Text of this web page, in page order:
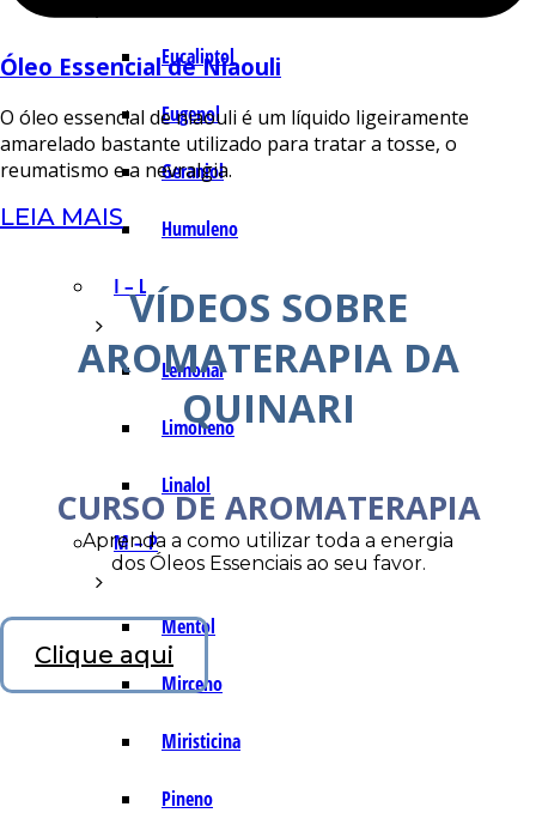
Eucaliptol
Eugenol
Geraniol
Humuleno
I – L
Lemonal
Limoneno
Linalol
M – P
Mentol
Mirceno
Miristicina
Pineno
Óleo Essencial de Niaouli
O óleo essencial de niaouli é um líquido ligeiramente
amarelado bastante utilizado para tratar a tosse, o
reumatismo e a nevralgia.
LEIA MAIS
VÍDEOS SOBRE
AROMATERAPIA DA
QUINARI
CURSO DE AROMATERAPIA
Aprenda a como utilizar toda a energia
dos Óleos Essenciais ao seu favor.
Clique aqui